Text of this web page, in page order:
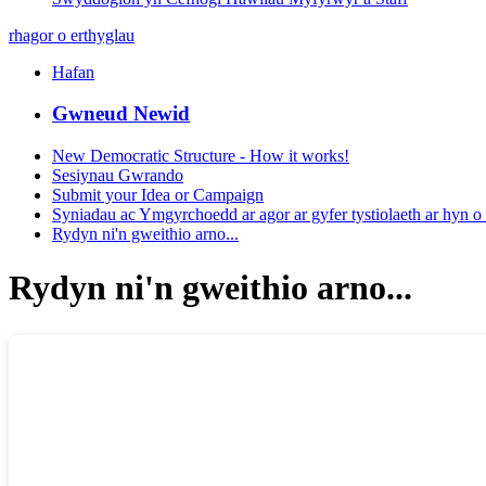
rhagor o erthyglau
Hafan
Gwneud Newid
New Democratic Structure - How it works!
Sesiynau Gwrando
Submit your Idea or Campaign
Syniadau ac Ymgyrchoedd ar agor ar gyfer tystiolaeth ar hyn
Rydyn ni'n gweithio arno...
Rydyn ni'n gweithio arno...